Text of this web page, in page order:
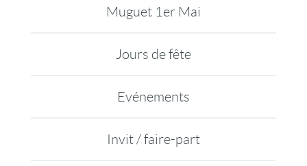
Muguet 1er Mai
Jours de fête
Evénements
Invit / faire-part